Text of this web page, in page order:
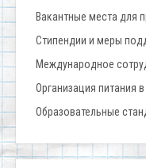
Вакантные места для
Стипендии и меры
Международное
Организация питания
Образовательные